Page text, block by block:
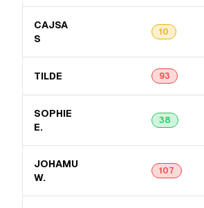
CAJSA
S
10
TILDE 93
SOPHIE
E.
38
JOHAMU
W.
107